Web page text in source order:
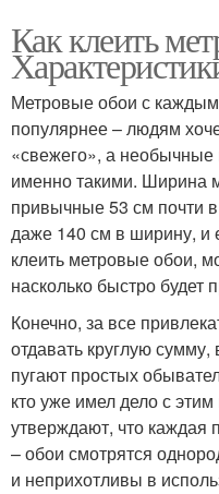
Как клеить
Метровые обои с
популярнее – людям
«свежего», а
именно такими. Ширина
привычные 53 см почти
даже 140 см в ширину, и
клеить метровые обои,
насколько быстро будет
Конечно, за все
отдавать круглую
пугают простых
кто уже имел дело с
утверждают, что каждая
– обои смотрятся
и неприхотливы в